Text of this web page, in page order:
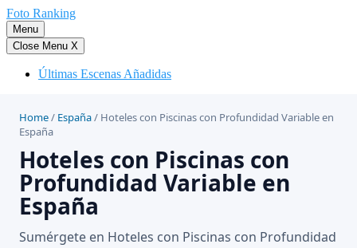
Saltar
al
contenido
Foto Ranking
Menu
Close Menu X
Últimas Escenas Añadidas
Home/ España/ Hoteles con Piscinas con Profundidad Variable en
España
Hoteles con Piscinas con
Profundidad Variable en
España
Sumérgete en Hoteles con Piscinas con Profundidad